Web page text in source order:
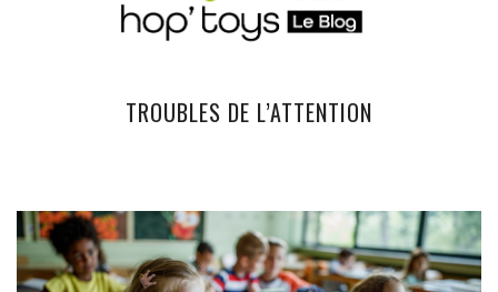
TROUBLES DE L’ATTENTION